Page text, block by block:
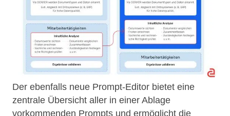
Der ebenfalls neue Prompt‑Editor bietet eine
zentrale Übersicht aller in einer Ablage
vorkommenden Prompts und ermöglicht die